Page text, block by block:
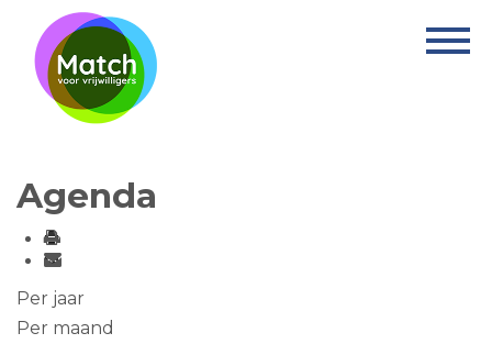
Home
Activiteiten
Informatie
Agenda
Per jaar
Per maand